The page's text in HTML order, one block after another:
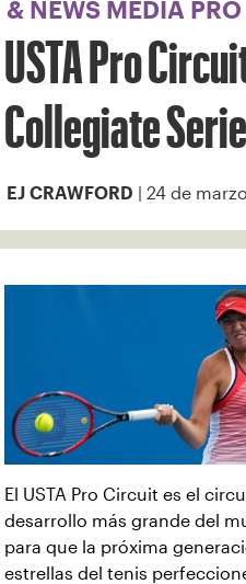
& NEWS MEDIA PRO
USTA Pro
Collegiate
EJ CRAWFORD | 24 de
El USTA Pro Circuit es el
desarrollo más grande del
para que la próxima
estrellas del tenis